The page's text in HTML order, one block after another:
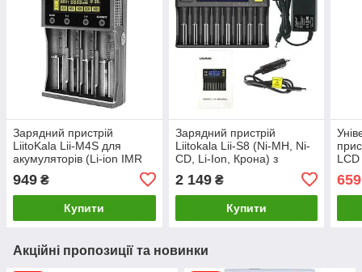
Зарядний пристрій
LiitoKala Lii-M4S для
акумуляторів (Li-ion IMR
LiFe NiMH) + Rower bank +
Type-C
949 ₴
Купити
Зарядний пристрій
Liitokala Lii-S8 (Ni-MH, Ni-
CD, Li-Ion, Крона) з
автоадаптер
2 149₴
Купити
659
Акційні пропозиції та новинки